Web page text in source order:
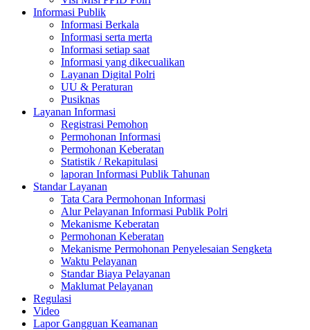
Informasi Publik
Informasi Berkala
Informasi serta merta
Informasi setiap saat
Informasi yang dikecualikan
Layanan Digital Polri
UU & Peraturan
Pusiknas
Layanan Informasi
Registrasi Pemohon
Permohonan Informasi
Permohonan Keberatan
Statistik / Rekapitulasi
laporan Informasi Publik Tahunan
Standar Layanan
Tata Cara Permohonan Informasi
Alur Pelayanan Informasi Publik Polri
Mekanisme Keberatan
Permohonan Keberatan
Mekanisme Permohonan Penyelesaian Sengketa
Waktu Pelayanan
Standar Biaya Pelayanan
Maklumat Pelayanan
Regulasi
Video
Lapor Gangguan Keamanan